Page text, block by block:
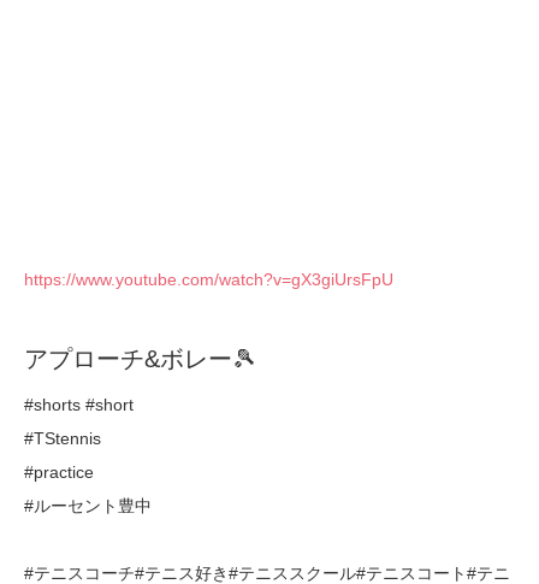
https://www.youtube.com/watch?v=gX3giUrsFpU
アプローチ&ボレー🎾
#shorts #short
#TStennis
#practice
#ルーセント豊中
#テニスコーチ#テニス好き#テニススクール#テニスコート#テニ